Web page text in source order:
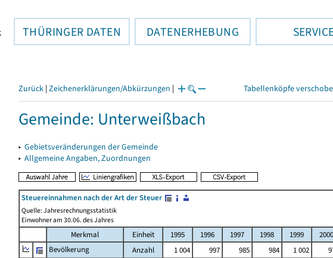
THÜRINGER DATEN DATENERHEBUNG
Zurück | Zeichenerklärungen/Abkürzungen | Tabellenköpfe
Gemeinde: Unterweißbach
▸ Gebietsveränderungen der Gemeinde
▸ Allgemeine Angaben, Zuordnungen
Steuereinnahmen nach der Art der Steuer
Quelle: Jahresrechnungsstatistik
Einwohner am 30.06. des Jahres
Merkmal Einheit 1995 1996 1997 1998 1999 2000
Bevölkerung
Anzahl 1 004 997 985 984 1 002